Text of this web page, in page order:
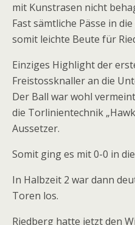
mit Kunstrasen nicht
Fast sämtliche Pässe in
somit leichte Beute für
Einziges Highlight der
Freistossknaller an die
Der Ball war wohl
die Torlinientechnik
Aussetzer.
Somit ging es mit 0-0 in
In Halbzeit 2 war dann
Toren los.
Riedberg hatte jetzt den